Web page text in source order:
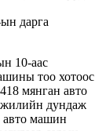
дарга
10-аас
тоо хотоос
мянган авто
жилийн дундаж
авто машин